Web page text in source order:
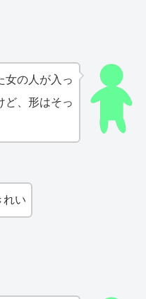
女の人が入っ
ど、形はそっ
れい